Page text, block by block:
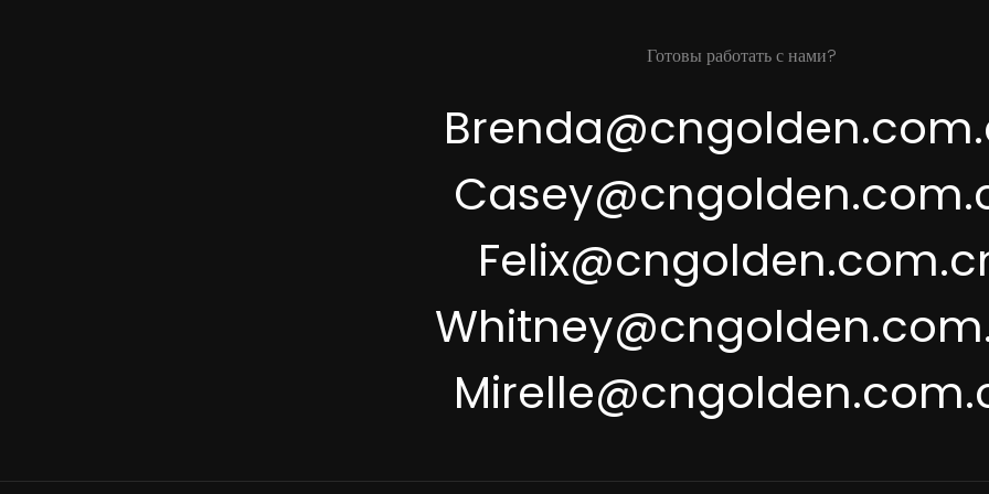
Готовы работать с нами?